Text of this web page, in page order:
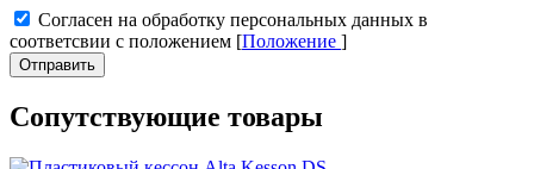
Cогласен на обработку персональных данных в
соответсвии с положением [Положение ]
Отправить
Сопутствующие товары